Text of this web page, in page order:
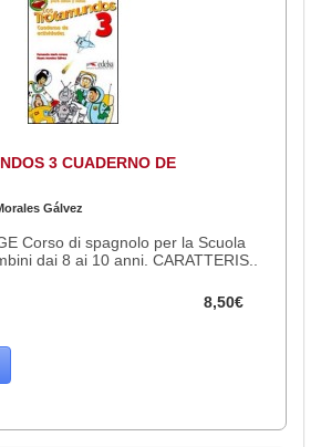
3 CUADERNO DE
Gálvez
Corso di spagnolo per la Scuola
dai 8 ai 10 anni. CARATTERIS..
8,50€